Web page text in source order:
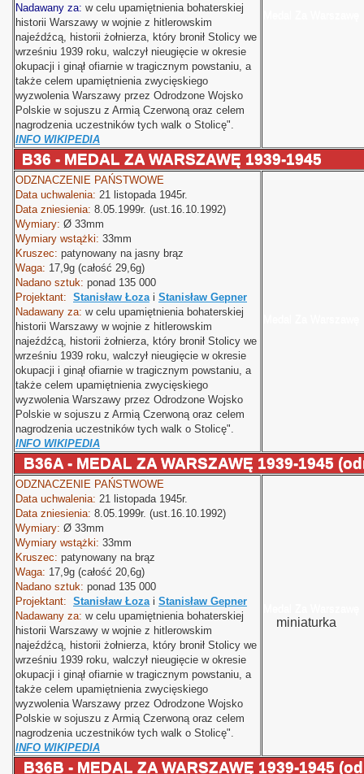
Nadawany za: w celu upamiętnienia bohaterskiej
historii Warszawy w wojnie z hitlerowskim
najeźdźcą, historii żołnierza, który bronił Stolicy we
wrześniu 1939 roku, walczył nieugięcie w okresie
okupacji i ginął ofiarnie w tragicznym powstaniu, a
także celem upamiętnienia zwycięskiego
wyzwolenia Warszawy przez Odrodzone Wojsko
Polskie w sojuszu z Armią Czerwoną oraz celem
nagrodzenia uczestników tych walk o Stolicę".
INFO WIKIPEDIA
B36 - MEDAL ZA WARSZAWĘ 1939-1945
ODZNACZENIE PAŃSTWOWE
Data uchwalenia: 21 listopada 1945r.
Data zniesienia: 8.05.1999r. (ust.16.10.1992)
Wymiary: Ø 33mm
Wymiary wstążki: 33mm
Kruszec: patynowany na jasny brąz
Waga: 17,9g (całość 29,6g)
Nadano sztuk: ponad 135 000
Projektant: Stanisław Łozai Stanisław Gepner
Nadawany za: w celu upamiętnienia bohaterskiej
historii Warszawy w wojnie z hitlerowskim
najeźdźcą, historii żołnierza, który bronił Stolicy we
wrześniu 1939 roku, walczył nieugięcie w okresie
okupacji i ginął ofiarnie w tragicznym powstaniu, a
także celem upamiętnienia zwycięskiego
wyzwolenia Warszawy przez Odrodzone Wojsko
Polskie w sojuszu z Armią Czerwoną oraz celem
nagrodzenia uczestników tych walk o Stolicę".
INFO WIKIPEDIA
B36A - MEDAL ZA WARSZAWĘ 1939-1945
ODZNACZENIE PAŃSTWOWE
Data uchwalenia: 21 listopada 1945r.
Data zniesienia: 8.05.1999r. (ust.16.10.1992)
Wymiary: Ø 33mm
Wymiary wstążki: 33mm
Kruszec: patynowany na brąz
Waga: 17,9g (całość 20,6g)
Nadano sztuk: ponad 135 000
Projektant: Stanisław Łozai Stanisław Gepner
Nadawany za: w celu upamiętnienia bohaterskiej
historii Warszawy w wojnie z hitlerowskim
najeźdźcą, historii żołnierza, który bronił Stolicy we
wrześniu 1939 roku, walczył nieugięcie w okresie
okupacji i ginął ofiarnie w tragicznym powstaniu, a
także celem upamiętnienia zwycięskiego
wyzwolenia Warszawy przez Odrodzone Wojsko
Polskie w sojuszu z Armią Czerwoną oraz celem
nagrodzenia uczestników tych walk o Stolicę".
INFO WIKIPEDIA
miniaturka
B36B - MEDAL ZA WARSZAWĘ 1939-1945